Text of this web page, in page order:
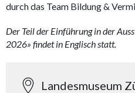
durch das Team Bildung &
Der Teil der Einführung in der
2026» findet in Englisch statt.
Landesmuseum